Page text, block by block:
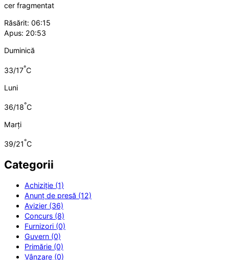
cer fragmentat
Răsărit: 06:15
Apus: 20:53
Duminică
33/17°C
Luni
36/18°C
Marți
39/21°C
Categorii
Achiziție (1)
Anunț de presă (12)
Avizier (36)
Concurs (8)
Furnizori (0)
Guvern (0)
Primărie (0)
Vânzare (0)